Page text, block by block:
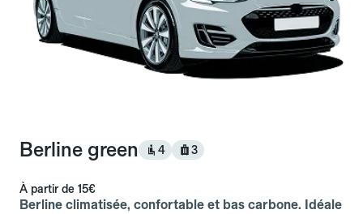
Berline green 4 3
À partir de 15€
Berline climatisée, confortable et bas carbone. Idéale